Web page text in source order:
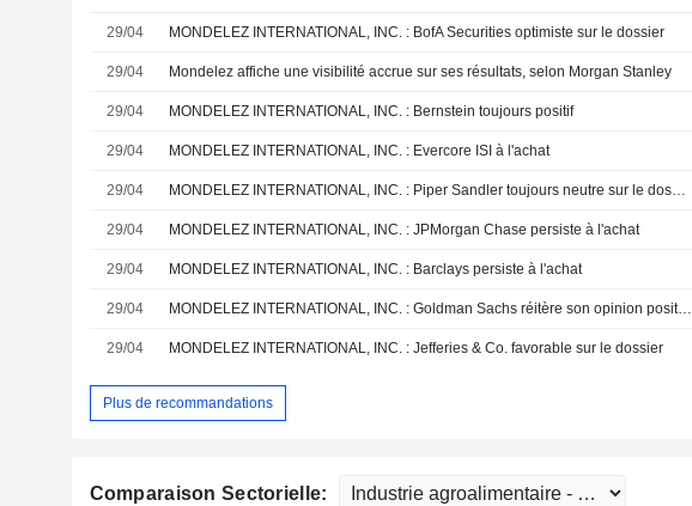
29/04 MONDELEZ INTERNATIONAL, INC. : BofA Securities optimiste sur le dossier
29/04 Mondelez affiche une visibilité accrue sur ses résultats, selon Morgan Stanley
29/04 MONDELEZ INTERNATIONAL, INC. : Bernstein toujours positif
29/04 MONDELEZ INTERNATIONAL, INC. : Evercore ISI à l'achat
29/04 MONDELEZ INTERNATIONAL, INC. : Piper Sandler toujours neutre sur le dossier
29/04 MONDELEZ INTERNATIONAL, INC. : JPMorgan Chase persiste à l'achat
29/04 MONDELEZ INTERNATIONAL, INC. : Barclays persiste à l'achat
29/04 MONDELEZ INTERNATIONAL, INC. : Goldman Sachs réitère son opinion positive sur le titre
29/04 MONDELEZ INTERNATIONAL, INC. : Jefferies & Co. favorable sur le dossier
Plus de recommandations
Comparaison Sectorielle: